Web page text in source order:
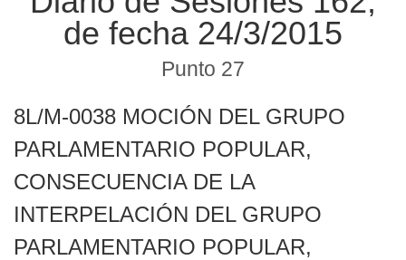
de fecha 24/3/2015
Punto 27
8L/M-0038 MOCIÓN DEL GRUPO
PARLAMENTARIO POPULAR,
CONSECUENCIA DE LA
INTERPELACIÓN DEL GRUPO
PARLAMENTARIO POPULAR,